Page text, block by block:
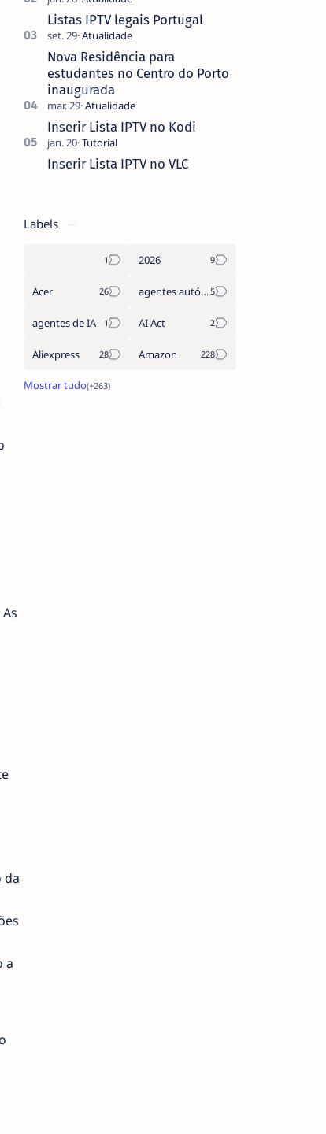
da
a
que não pediste, ban…
Listas IPTV legais Portugal
Nova Residência para
estudantes no Centro do Porto
inaugurada
Inserir Lista IPTV no Kodi
Inserir Lista IPTV no VLC
Labels
2026
Acer agentes autónomos
agentes de IA AI Act
Aliexpress Amazon